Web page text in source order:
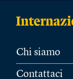
Chi siamo
Contattaci